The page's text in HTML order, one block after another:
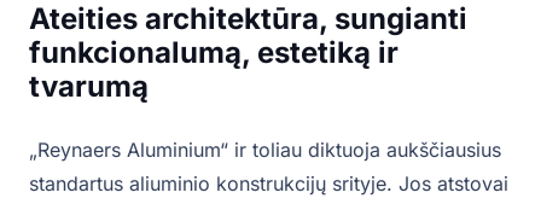
Ateities architektūra, sungianti
funkcionalumą, estetiką ir
tvarumą
„Reynaers Aluminium“ ir toliau diktuoja aukščiausius
standartus aliuminio konstrukcijų srityje. Jos atstovai